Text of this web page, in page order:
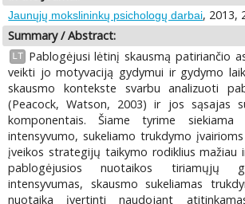
Jaunųjų mokslininkų psichologų darbai, 2013,
Summary / Abstract:
LT
Pablogėjusi lėtinį skausmą patiriančio
veikti jo motyvaciją gydymui ir gydymo
skausmo kontekste svarbu analizuoti
(Peacock, Watson, 2003) ir jos sąsajas
komponentais. Šiame tyrime siekiama
intensyvumo, sukeliamo trukdymo
įveikos strategijų taikymo rodiklius mažiau
pablogėjusios nuotaikos tiriamųjų
intensyvumas, skausmo sukeliamas
nuotaika įvertinti naudojant